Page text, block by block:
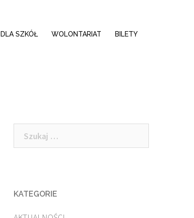
DLA SZKÓŁ WOLONTARIAT BILETY
Szukaj:
KATEGORIE